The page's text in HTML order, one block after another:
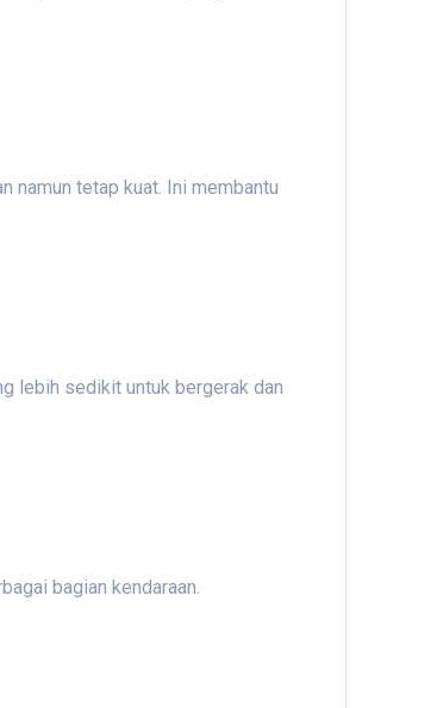
namun tetap kuat. Ini membantu
lebih sedikit untuk bergerak dan
bagian kendaraan.